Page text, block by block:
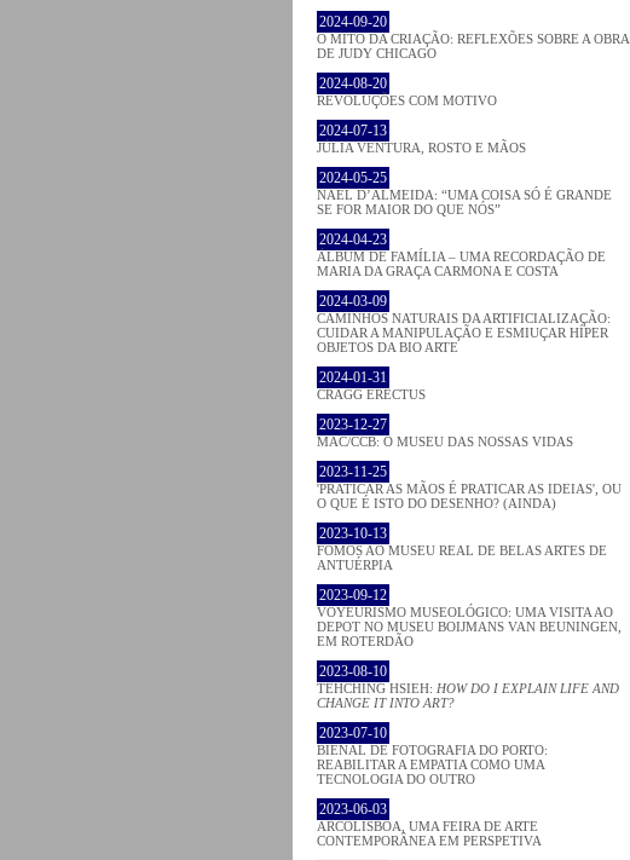
2024-09-20
O MITO DA CRIAÇÃO: REFLEXÕES SOBRE A OBRA
DE JUDY CHICAGO
2024-08-20
REVOLUÇÕES COM MOTIVO
2024-07-13
JÚLIA VENTURA, ROSTO E MÃOS
2024-05-25
NAEL D’ALMEIDA: “UMA COISA SÓ É GRANDE
SE FOR MAIOR DO QUE NÓS”
2024-04-23
ÁLBUM DE FAMÍLIA – UMA RECORDAÇÃO DE
MARIA DA GRAÇA CARMONA E COSTA
2024-03-09
CAMINHOS NATURAIS DA ARTIFICIALIZAÇÃO:
CUIDAR A MANIPULAÇÃO E ESMIUÇAR HÍPER
OBJETOS DA BIO ARTE
2024-01-31
CRAGG ERECTUS
2023-12-27
MAC/CCB: O MUSEU DAS NOSSAS VIDAS
2023-11-25
'PRATICAR AS MÃOS É PRATICAR AS IDEIAS', OU
O QUE É ISTO DO DESENHO? (AINDA)
2023-10-13
FOMOS AO MUSEU REAL DE BELAS ARTES DE
ANTUÉRPIA
2023-09-12
VOYEURISMO MUSEOLÓGICO: UMA VISITA AO
DEPOT NO MUSEU BOIJMANS VAN BEUNINGEN,
EM ROTERDÃO
2023-08-10
TEHCHING HSIEH: HOW DO I EXPLAIN LIFE AND
CHANGE IT INTO ART?
2023-07-10
BIENAL DE FOTOGRAFIA DO PORTO:
REABILITAR A EMPATIA COMO UMA
TECNOLOGIA DO OUTRO
2023-06-03
ARCOLISBOA, UMA FEIRA DE ARTE
CONTEMPORÂNEA EM PERSPETIVA